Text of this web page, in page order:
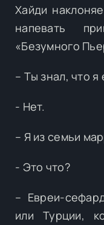
Хайди
напевать
«Безумного
– Ты знал, что я
- Нет.
– Я из семьи
- Это что?
– Евреи-
или Турции,